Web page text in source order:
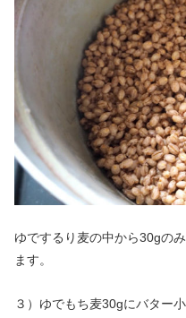
ゆでするり麦の中から30gの
ます。
３）ゆでもち麦30gにバター